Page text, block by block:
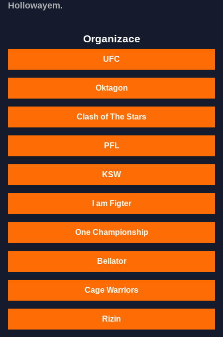
Hollowayem.
Organizace
UFC
Oktagon
Clash of The Stars
PFL
KSW
I am Figter
One Championship
Bellator
Cage Warriors
Rizin